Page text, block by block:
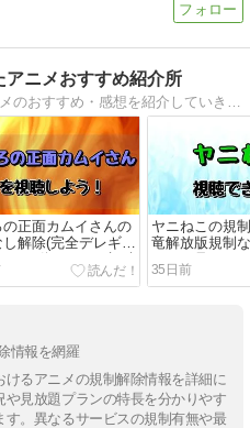
ニメおすすめ紹介所
の正面カムイさんの
し解除(完全デレギュ
ニメ動画をフル視聴
？すごい！
ヤニねこの規
竜解放版規制
どこで見れる
35日前
情報を網羅
るアニメの規制解除情報を詳細に
見放題プランの特長を分かりやす
す。異なるサービスの規制有無や最